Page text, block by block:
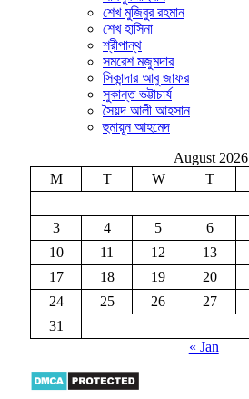
শেখ মুজিবুর রহমান
শেখ হাসিনা
শ্রীপান্থ
সমরেশ মজুমদার
সিকান্দার আবু জাফর
সুকান্ত ভট্টাচার্য
সৈয়দ আলী আহসান
হুমায়ূন আহমেদ
August 2026
M
T W T
3
4 5 6
10
11 12 13
17
18 19 20
24
25 26 27
31
« Jan